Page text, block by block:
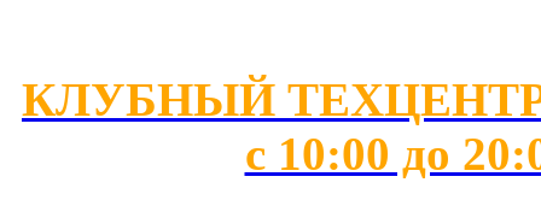
КЛУБНЫЙ
с 10:00 до